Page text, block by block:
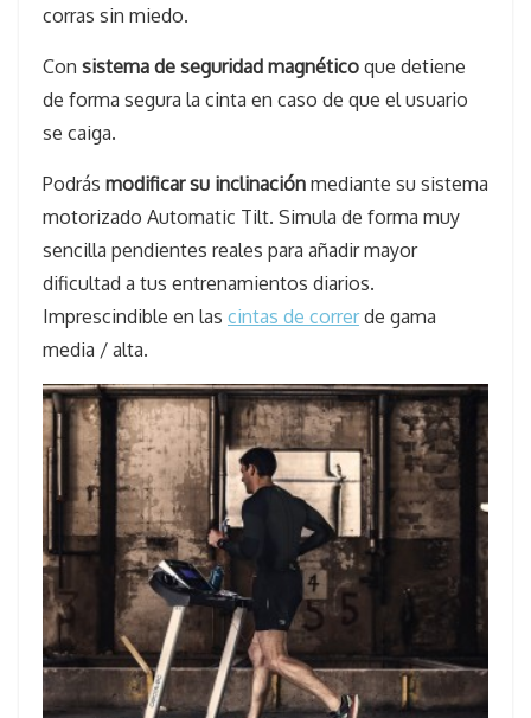
corras sin miedo.
Con sistema de seguridad magnético que detiene
de forma segura la cinta en caso de que el usuario
se caiga.
Podrás modificar su inclinación mediante su sistema
motorizado Automatic Tilt. Simula de forma muy
sencilla pendientes reales para añadir mayor
dificultad a tus entrenamientos diarios.
Imprescindible en las cintas de correrde gama
media / alta.